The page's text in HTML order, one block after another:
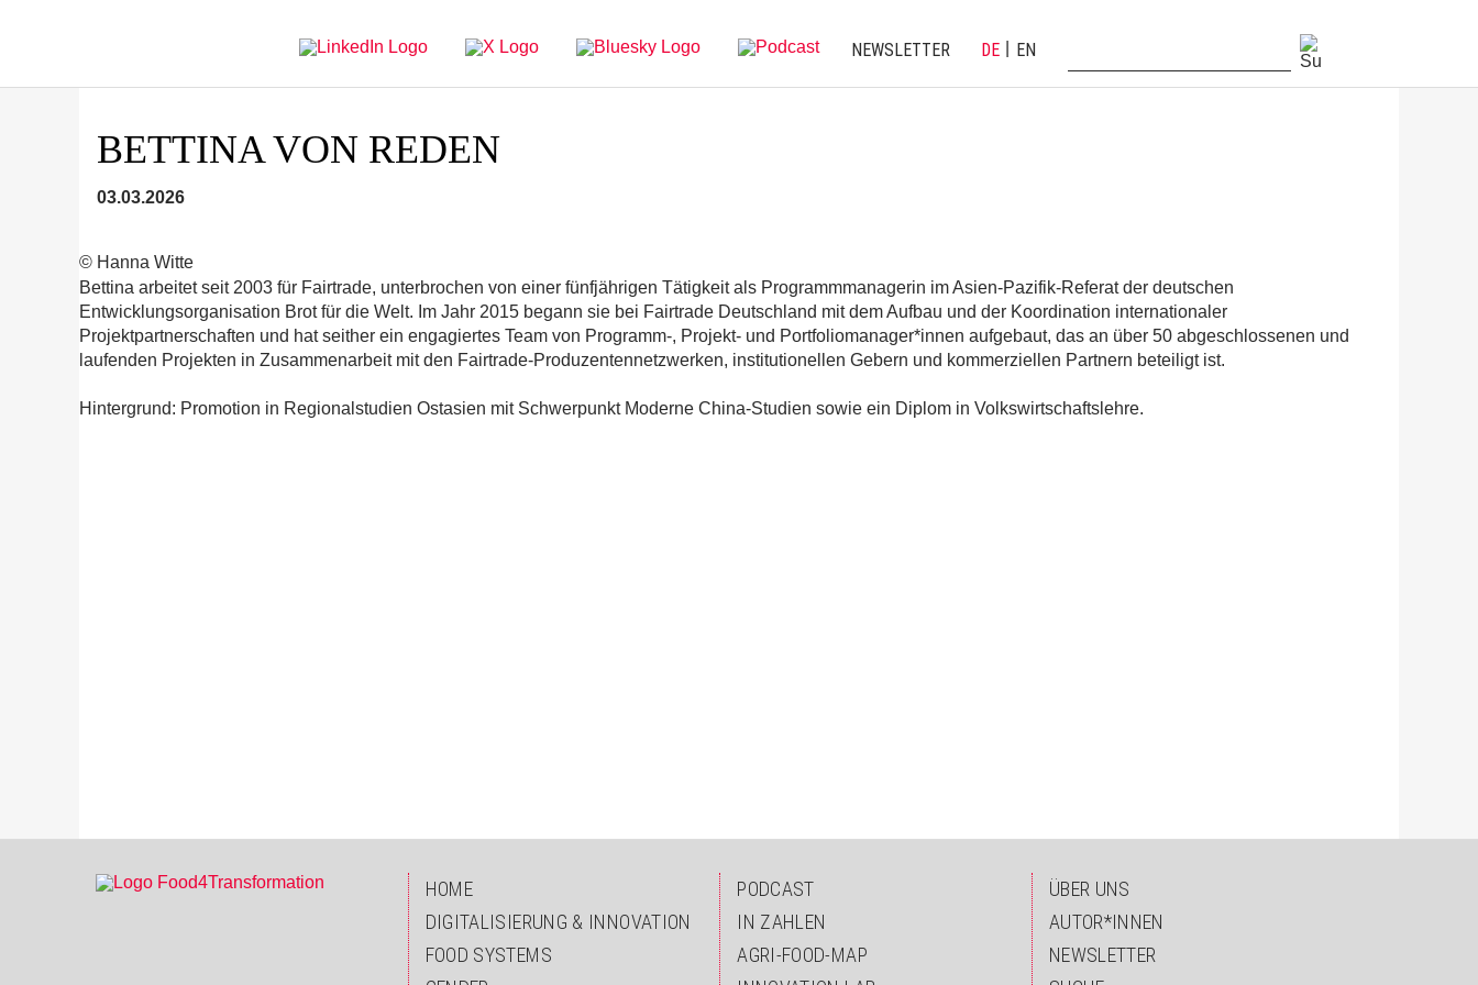
NEWSLETTER DE EN
BETTINA VON REDEN
03.03.2026
© Hanna Witte
Bettina arbeitet seit 2003 für Fairtrade, unterbrochen von einer fünfjährigen Tätigkeit als Programmmanagerin im Asien-Pazifik-Referat der deutschen
Entwicklungsorganisation Brot für die Welt. Im Jahr 2015 begann sie bei Fairtrade Deutschland mit dem Aufbau und der Koordination internationaler
Projektpartnerschaften und hat seither ein engagiertes Team von Programm-, Projekt- und Portfoliomanager*innen aufgebaut, das an über 50 abgeschlossenen und
laufenden Projekten in Zusammenarbeit mit den Fairtrade-Produzentennetzwerken, institutionellen Gebern und kommerziellen Partnern beteiligt ist.
Hintergrund: Promotion in Regionalstudien Ostasien mit Schwerpunkt Moderne China-Studien sowie ein Diplom in Volkswirtschaftslehre.
HOME
DIGITALISIERUNG & INNOVATION
FOOD SYSTEMS
PODCAST
IN ZAHLEN
AGRI-FOOD-MAP
ÜBER UNS
AUTOR*INNEN
NEWSLETTER